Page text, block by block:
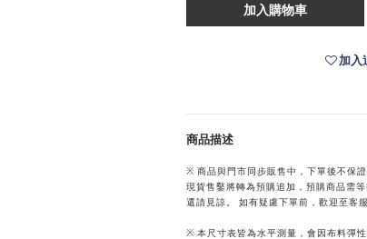
加入購物車
加入
商品描述
※ 商品與門市同步販售中，下單後不保
現貨售鑿將轉為預購追加，預購商品需
還請見諒。 如有疑慮下單前，歡迎至客
※ 本尺寸表皆為水平測量，會因布料彈